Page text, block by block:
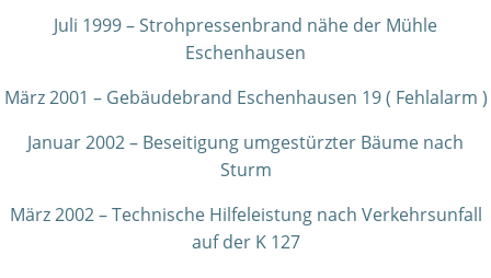
Juli 1999 – Strohpressenbrand nähe der Mühle
Eschenhausen
März 2001 – Gebäudebrand Eschenhausen 19 ( Fehlalarm )
Januar 2002 – Beseitigung umgestürzter Bäume nach
Sturm
März 2002 – Technische Hilfeleistung nach Verkehrsunfall
auf der K 127